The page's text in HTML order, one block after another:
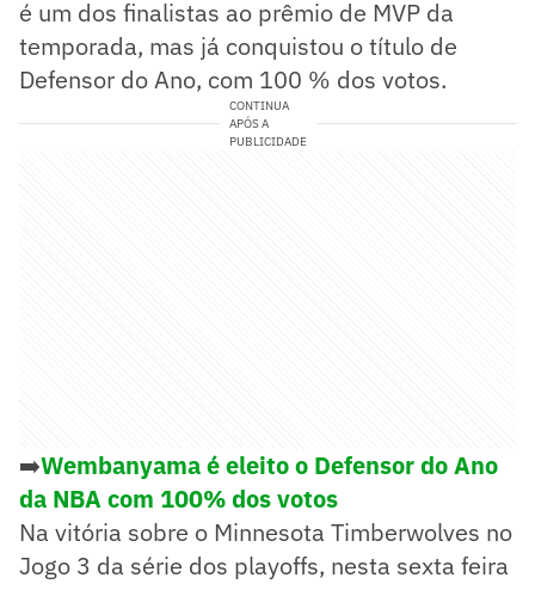
é um dos finalistas ao prêmio de MVP da
temporada, mas já conquistou o título de
Defensor do Ano, com 100 % dos votos.
CONTINUA
APÓS A
PUBLICIDADE
➡️Wembanyama é eleito o Defensor do Ano
da NBA com 100% dos votos
Na vitória sobre o Minnesota Timberwolves no
Jogo 3 da série dos playoffs, nesta sexta feira